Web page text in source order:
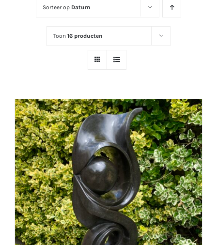
Sorteer op Datum
Toon16 producten